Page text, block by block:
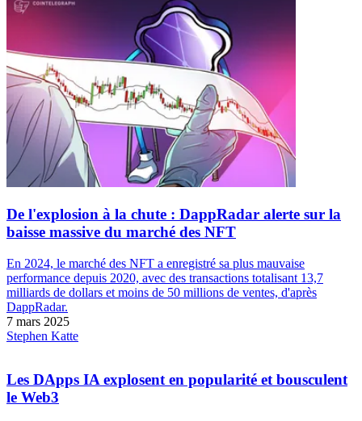
De l'explosion à la chute : DappRadar alerte sur la
baisse massive du marché des NFT
En 2024, le marché des NFT a enregistré sa plus mauvaise
performance depuis 2020, avec des transactions totalisant 13,7
milliards de dollars et moins de 50 millions de ventes, d'après
DappRadar.
7 mars 2025
Stephen Katte
Les DApps IA explosent en popularité et bousculent
le Web3